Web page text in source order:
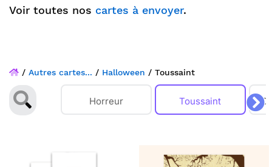
Voir toutes nos cartes à envoyer.
/ Autres cartes... / Halloween / Toussaint
Horreur Toussaint